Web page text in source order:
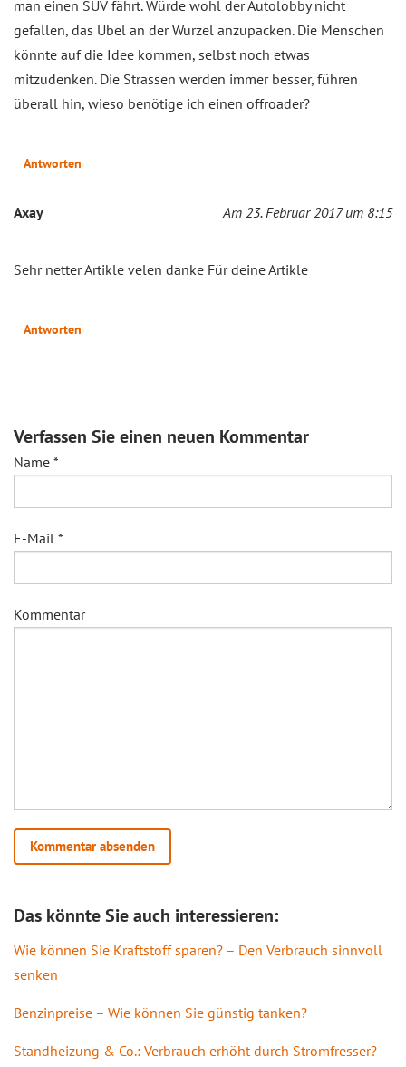
man einen SUV fährt. Würde wohl der Autolobby nicht
gefallen, das Übel an der Wurzel anzupacken. Die Menschen
könnte auf die Idee kommen, selbst noch etwas
mitzudenken. Die Strassen werden immer besser, führen
überall hin, wieso benötige ich einen offroader?
Antworten
Axay Am 23. Februar 2017 um 8:15
Sehr netter Artikle velen danke Für deine Artikle
Antworten
Verfassen Sie einen neuen Kommentar
Name *
E-Mail *
Kommentar
Das könnte Sie auch interessieren:
Wie können Sie Kraftstoff sparen? – Den Verbrauch sinnvoll
senken
Benzinpreise – Wie können Sie günstig tanken?
Standheizung & Co.: Verbrauch erhöht durch Stromfresser?